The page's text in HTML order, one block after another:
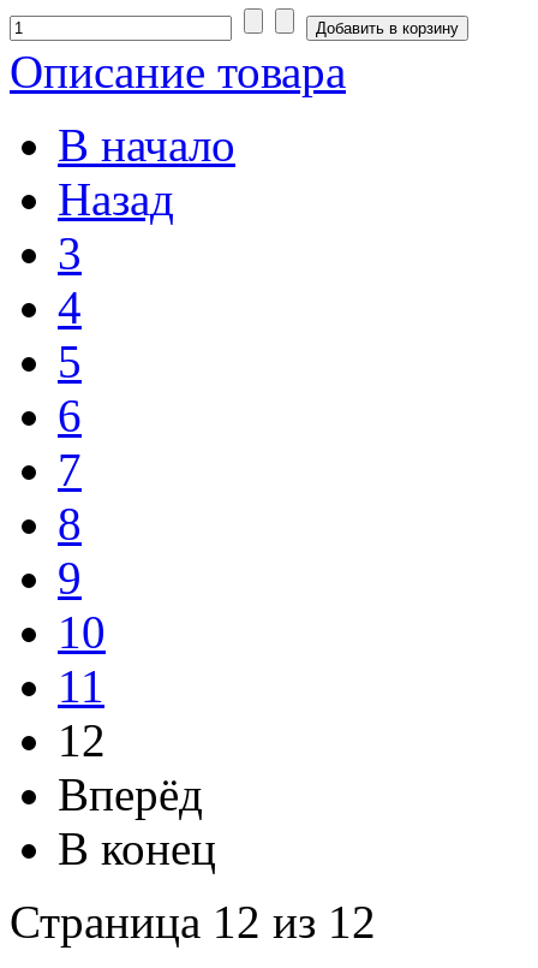
Описание товара
В начало
Назад
3
4
5
6
7
8
9
10
11
12
Вперёд
В конец
Страница 12 из 12